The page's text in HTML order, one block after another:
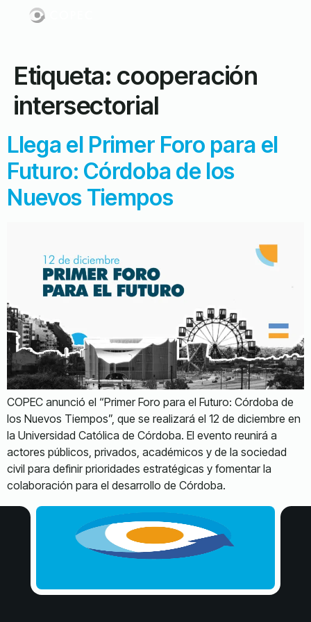
Etiqueta: cooperación
intersectorial
Llega el Primer Foro para el
Futuro: Córdoba de los
Nuevos Tiempos
COPEC anunció el “Primer Foro para el Futuro: Córdoba de
los Nuevos Tiempos”, que se realizará el 12 de diciembre en
la Universidad Católica de Córdoba. El evento reunirá a
actores públicos, privados, académicos y de la sociedad
civil para definir prioridades estratégicas y fomentar la
colaboración para el desarrollo de Córdoba.